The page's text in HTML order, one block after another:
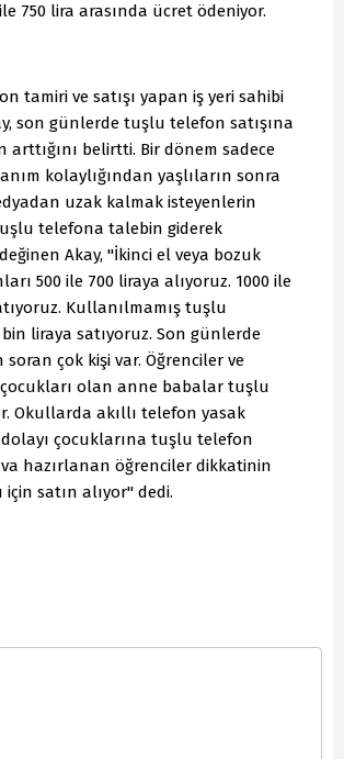
750 lira arasında ücret ödeniyor.
tamiri ve satışı yapan iş yeri sahibi
son günlerde tuşlu telefon satışına
arttığını belirtti. Bir dönem sadece
kolaylığından yaşlıların sonra
uzak kalmak isteyenlerin
telefona talebin giderek
Akay, "İkinci el veya bozuk
500 ile 700 liraya alıyoruz. 1000 ile
Kullanılmamış tuşlu
liraya satıyoruz. Son günlerde
çok kişi var. Öğrenciler ve
olan anne babalar tuşlu
Okullarda akıllı telefon yasak
çocuklarına tuşlu telefon
hazırlanan öğrenciler dikkatinin
için satın alıyor" dedi.